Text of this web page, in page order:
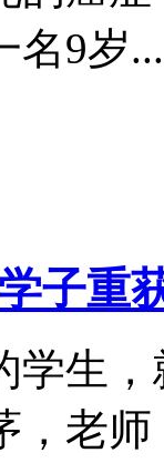
名9岁...
子重
学生
，老师